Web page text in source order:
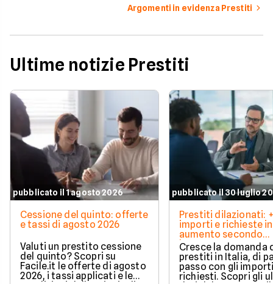
Argomenti in evidenza Prestiti
Ultime notizie Prestiti
pubblicato il 1 agosto 2026
Cessione del quinto: offerte
e tassi di agosto 2026
Valuti un prestito cessione
del quinto? Scopri su
Facile.it le offerte di agosto
2026, i tassi applicati e le
pubblicato il 30 luglio
Prestiti dilazionati:
importi e richieste in
aumento secondo
barometro CRIF
Cresce la domanda
prestiti in Italia, di
passo con gli
richiesti. Scopri gli